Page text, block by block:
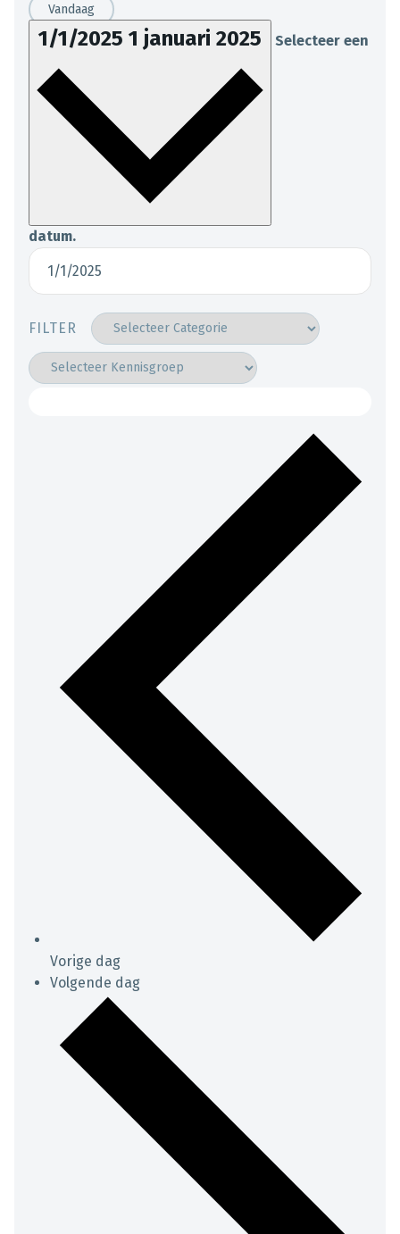
Vandaag
1/1/2025 1 januari 2025 Selecteer een
datum.
FILTER
Vorige dag
Volgende dag